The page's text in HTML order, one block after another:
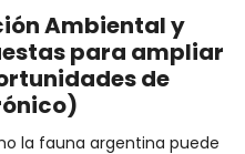
Ambiental y
para ampliar
de
la fauna argentina puede